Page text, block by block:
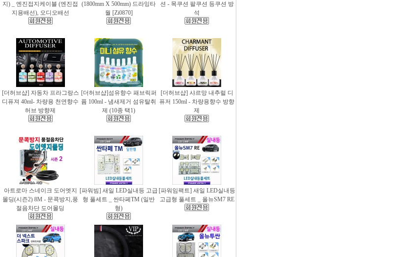
지) _ 엔진접지케이블 (엔진접
지용배선), 오디오배선
(1800mm X 500mm) 드라잉타
월 [Zi0870]
션 - 목쿠션 팔쿠션 등쿠션 방
석
[더허브샵] 자동차 프라그랑스
디퓨져 40ml- 차량용 천연향수
허브 방향제
[더허브샵]섬유향수 패브릭퍼
퓸 100ml - 냄새제거 섬유탈취
제 (10종 택1)
[더허브샵] 샤르망 내추럴 디
퓨저 150ml - 차량용향수 방향
제
아트로마 스네이크 도어엣지
몰딩(시즌2) 8M - 문콕방지,풍
절음차단 도어몰딩
[파워빔] 새일 LED실내등 고급
형 풀세트 _ 싼타페TM (일반
형)
[파워임팩트] 새일 LED실내등
고급형 풀세트 _ 올뉴SM7 RE